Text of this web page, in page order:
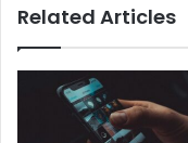
Related Articles